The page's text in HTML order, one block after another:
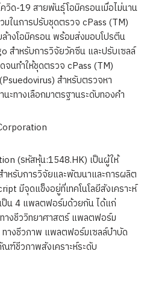
วิด-19 สายพันธุ์โอมิครอนเมื่อไม่นาน
ในการปรับชุดตรวจ cPass (TM)
างโอมิครอน พร้อมส่งมอบโปรตีน
สำหรับการวิจัยวัคซีน และปรับเซลล์
นทำให้ชุดตรวจ cPass (TM)
สำหรับตรวจหา
ะทางเลือกมาตรฐานระดับทองคำ
(รหัสหุ้น:1548.HK) เป็นผู้ให้
ำหรับการวิจัยและพัฒนาและการผลิต
มีจุดแข็งอยู่ที่เทคโนโลยีสังเคราะห์
ป็น 4 แพลตฟอร์มด้วยกัน ได้แก่
างชีววิทยาศาสตร์ แพลตฟอร์ม
างชีวภาพ แพลตฟอร์มเซลล์บำบัด
ฑ์ชีวภาพสังเคราะห์ระดับ